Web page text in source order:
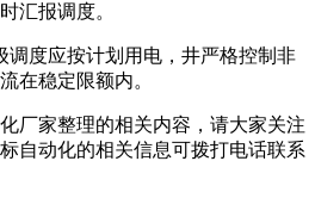
汇报调度。
度应按计划用电，井严格控制非
在稳定限额内。
家整理的相关内容，请大家关注
自动化的相关信息可拨打电话联系